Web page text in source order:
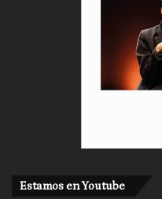
Estamos en Youtube